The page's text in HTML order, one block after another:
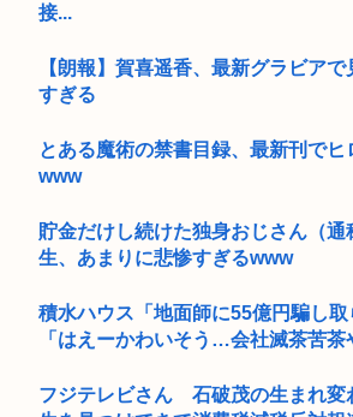
接...
【朗報】賀喜遥香、最新グラビア
すぎる
とある魔術の禁書目録、最新刊でヒ
www
貯金だけし続けた独身おじさん（通
生、あまりに悲惨すぎるwww
積水ハウス「地面師に55億円騙し
「はえーかわいそう…会社滅茶苦茶
フジテレビさん 石破茂の生まれ変